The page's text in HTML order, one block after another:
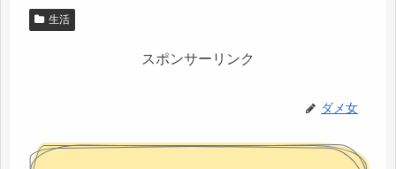
生活
スポンサーリンク
ダメ女